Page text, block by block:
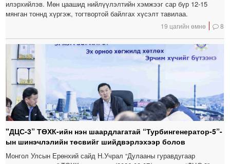
илэрхийлэв. Мөн цаашид нийлүүлэлтийн хэмжээг сар бүр 12-15
мянган тоннд хүргэж, тогтвортой байлгах хүсэлт тавилаа.
19 цагийн өмнө 8
"ДЦС-3” ТӨХК-ийн нэн шаардлагатай “Турбингенератор-5”-
ын шинэчлэлийн төсвийг шийдвэрлэхээр болов
Монгол Улсын Ерөнхий сайд Н.Учрал “Дулааны гуравдугаар